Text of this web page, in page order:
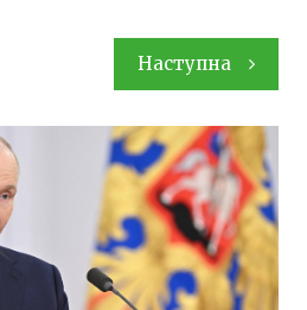
Наступна